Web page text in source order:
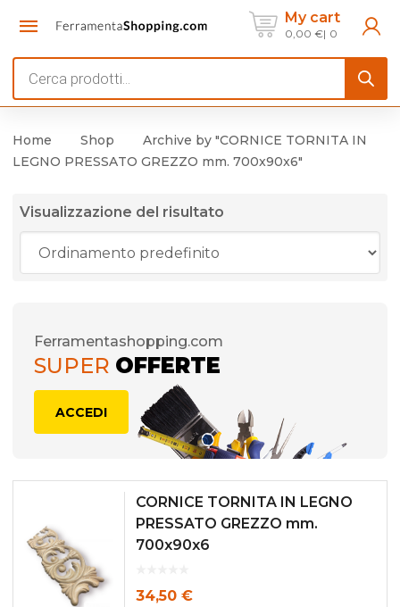
My cart
0,00 € 0
search
Home Shop
Archive by "CORNICE TORNITA IN
LEGNO PRESSATO GREZZO mm. 700x90x6"
Visualizzazione del risultato
Ferramentashopping.com
SUPER OFFERTE
ACCEDI
CORNICE TORNITA IN LEGNO
PRESSATO GREZZO mm.
700x90x6
34,50 €